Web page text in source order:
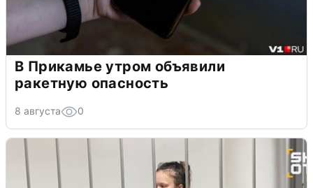
В Прикамье утром объявили
ракетную опасность
8 августа 0